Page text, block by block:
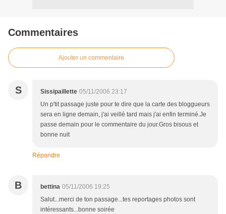
Commentaires
Ajouter un commentaire
S Sissipaillette 05/11/2006 23:17
Un p'tit passage juste pour te dire que la carte des bloggueurs
sera en ligne demain, j'ai veillé tard mais j'ai enfin terminé.Je
passe demain pour le commentaire du jour.Gros bisous et
bonne nuit
Répondre
B bettina 05/11/2006 19:25
Salut...merci de ton passage...tes reportages photos sont
intéressants...bonne soirée